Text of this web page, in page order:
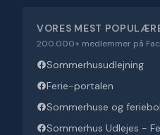
VORES MEST
200.000+ medlemmer på
Sommerhusudlejning
Ferie-portalen
Sommerhuse og
Sommerhus Udlejes -